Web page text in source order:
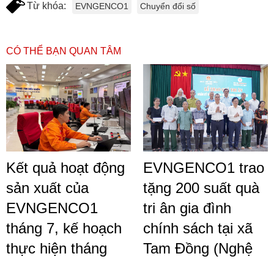
Từ khóa: EVNGENCO1 Chuyển đổi số
CÓ THỂ BẠN QUAN TÂM
Kết quả hoạt động
sản xuất của
EVNGENCO1
tháng 7, kế hoạch
thực hiện tháng
EVNGENCO1 trao
tặng 200 suất quà
tri ân gia đình
chính sách tại xã
Tam Đồng (Nghệ